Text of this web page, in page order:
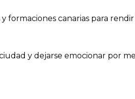
formaciones canarias para
y dejarse emocionar por